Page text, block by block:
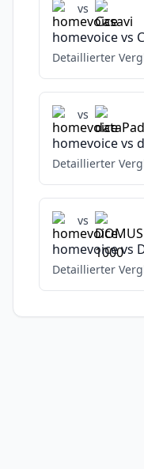
vs
homevoicevs
Detaillierter
vs
homevoicevs
Detaillierter
vs
homevoicevs
Detaillierter